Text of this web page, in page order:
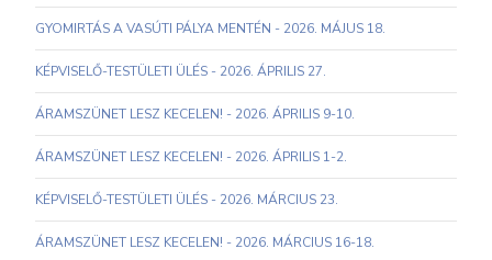
GYOMIRTÁS A VASÚTI PÁLYA MENTÉN - 2026. MÁJUS 18.
KÉPVISELŐ-TESTÜLETI ÜLÉS - 2026. ÁPRILIS 27.
ÁRAMSZÜNET LESZ KECELEN! - 2026. ÁPRILIS 9-10.
ÁRAMSZÜNET LESZ KECELEN! - 2026. ÁPRILIS 1-2.
KÉPVISELŐ-TESTÜLETI ÜLÉS - 2026. MÁRCIUS 23.
ÁRAMSZÜNET LESZ KECELEN! - 2026. MÁRCIUS 16-18.